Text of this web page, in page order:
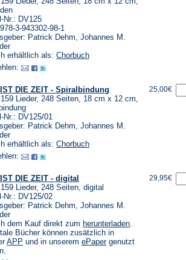
Nr.: DV125
3-943302-98-1
Patrick Dehm, Johannes M.
erhältlich als: Chorbuch
IST DIE ZEIT - Spiralbindung
Lieder, 248 Seiten, 18 cm x 12 cm,
Nr.: DV125/01
Patrick Dehm, Johannes M.
erhältlich als: Chorbuch
25,00€
DIE ZEIT - digital
Lieder, 248 Seiten, digital
Nr.: DV125/02
Patrick Dehm, Johannes M.
dem Kauf direkt zum herunterladen(Öffnet
einem
.
Bücher können zusätzlich in
APP (Öffnet
und in unserem ePaper(Öffnet
genutzt
29,95€